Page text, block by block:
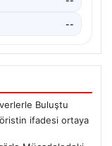
Buluştu
ifadesi ortaya